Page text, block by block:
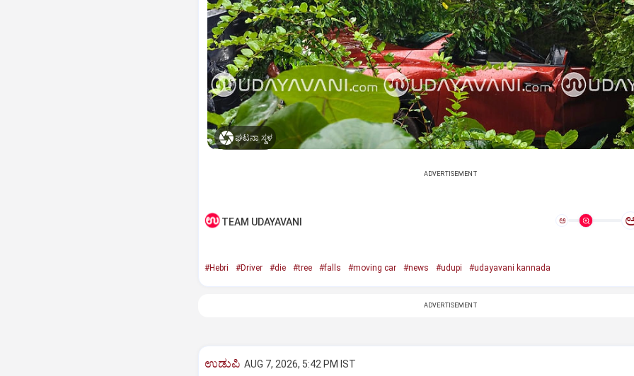
ಘಟನಾ ಸ್ಥಳ
ADVERTISEMENT
TEAM UDAYAVANI ಅ
#Hebri #Driver #die #tree #falls #moving car #news #udupi #udayavani kannada
ADVERTISEMENT
ಉಡುಪಿ AUG 7, 2026, 5:42 PM IST